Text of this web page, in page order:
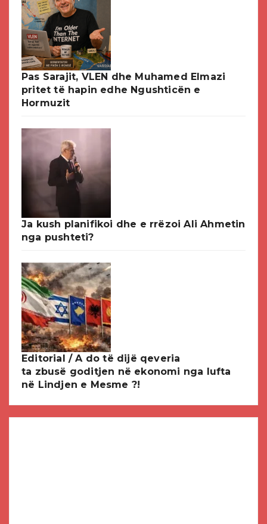
Pas Sarajit, VLEN dhe Muhamed Elmazi
pritet të hapin edhe Ngushticën e
Hormuzit
Ja kush planifikoi dhe e rrëzoi Ali Ahmetin
nga pushteti?
Editorial / A do të dijë qeveria
ta zbusë goditjen në ekonomi nga lufta
në Lindjen e Mesme ?!